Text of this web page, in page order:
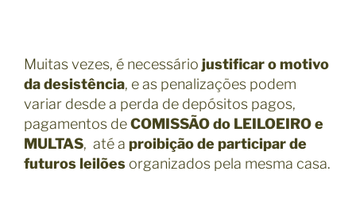
Muitas vezes, é necessário justificar o motivo
da desistência, e as penalizações podem
variar desde a perda de depósitos pagos,
pagamentos deCOMISSÃO do LEILOEIRO e
MULTAS, até a proibição de participar de
futuros leilões organizados pela mesma casa.